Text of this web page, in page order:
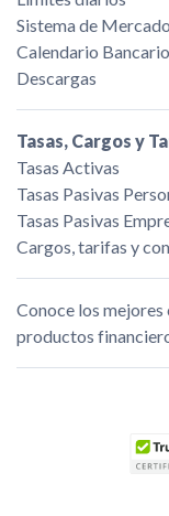
Sistema de
Calendario Bancario
Descargas
Tasas, Cargos y
Tasas Activas
Tasas Pasivas
Tasas Pasivas
Cargos, tarifas y
Conoce los mejores
productos